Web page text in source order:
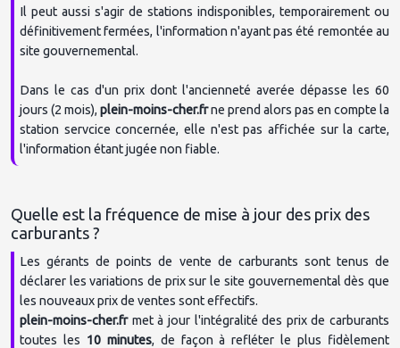
Notre Temps
Il peut aussi s'agir de stations indisponibles, temporairement ou
définitivement fermées, l'information n'ayant pas été remontée au
site gouvernemental.
Dans le cas d'un prix dont l'ancienneté averée dépasse les 60
jours (2 mois), plein-moins-cher.fr ne prend alors pas en compte la
station servcice concernée, elle n'est pas affichée sur la carte,
Quelle est la fréquence de mise à jour des prix des
Les gérants de points de vente de carburants sont tenus de
déclarer les variations de prix sur le site gouvernemental dès que
plein-moins-cher.fr met à jour l'intégralité des prix de carburants
toutes les 10 minutes, de façon à refléter le plus fidèlement